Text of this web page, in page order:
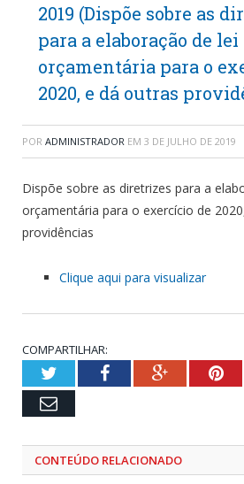
2019 (Dispõe sobre as
para a elaboração de lei
orçamentária para o
2020, e dá outras
POR ADMINISTRADOR EM 3 DE JULHO DE 2019
Dispõe sobre as diretrizes para a
orçamentária para o exercício de
providências
Clique aqui para visualizar
COMPARTILHAR:
TwitterFacebookGoogle+
Email
CONTEÚDO RELACIONADO